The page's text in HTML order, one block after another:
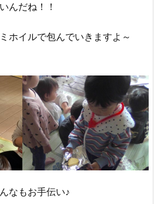
んだね！！
ホイルで包んでいきますよ～
なもお手伝い♪